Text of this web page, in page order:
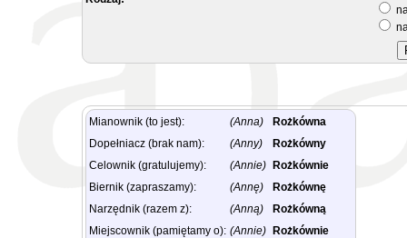
Mianownik (to jest): (Anna)
Rożkówna
Dopełniacz (brak nam):
(Anny)
Rożkówny
Celownik (gratulujemy):
(Annie)
Rożkównie
Biernik (zapraszamy):
(Annę)
Rożkównę
Narzędnik (razem z):
(Anną)
Rożkówną
Miejscownik (pamiętamy o): (Annie)
Rożkównie